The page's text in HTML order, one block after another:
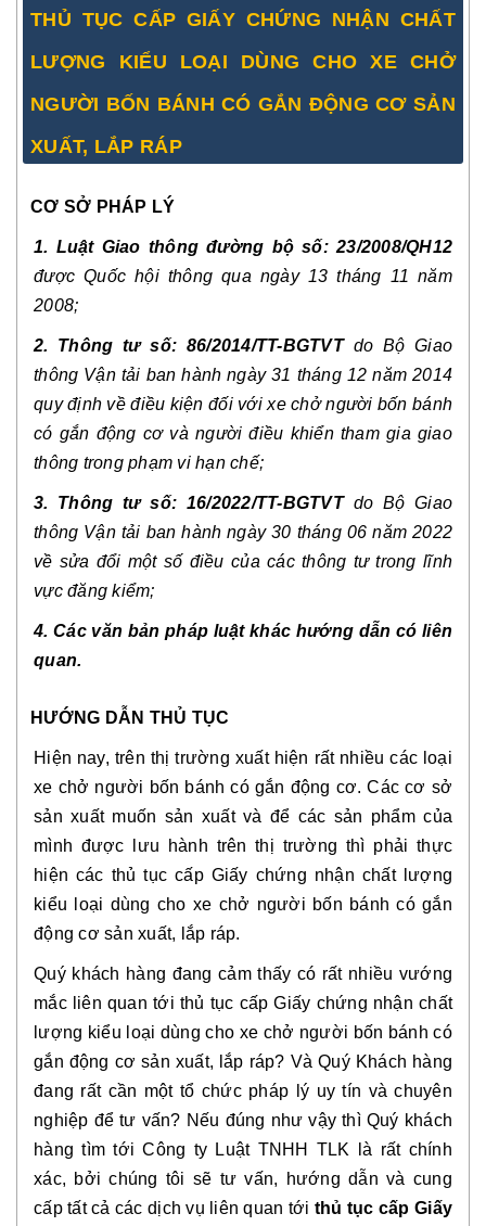
THỦ TỤC CẤP GIẤY CHỨNG NHẬN CHẤT
LƯỢNG KIỂU LOẠI DÙNG CHO XE CHỞ
NGƯỜI BỐN BÁNH CÓ GẮN ĐỘNG CƠ SẢN
XUẤT, LẮP RÁP
CƠ SỞ PHÁP LÝ
được Quốc hội thông qua ngày 13 tháng 11 năm
2008;
2. Thông tư số: 86/2014/TT-BGTVT do Bộ Giao
thông Vận tải ban hành ngày 31 tháng 12 năm 2014
quy định về điều kiện đối với xe chở người bốn bánh
có gắn động cơ và người điều khiển tham gia giao
thông trong phạm vi hạn chế;
3. Thông tư số: 16/2022/TT-BGTVT do Bộ Giao
thông Vận tải ban hành ngày 30 tháng 06 năm 2022
về sửa đổi một số điều của các thông tư trong lĩnh
vực đăng kiểm;
4. Các văn bản pháp luật khác hướng dẫn có liên
quan.
HƯỚNG DẪN THỦ TỤC
Hiện nay, trên thị trường xuất hiện rất nhiều các loại
xe chở người bốn bánh có gắn động cơ. Các cơ sở
sản xuất muốn sản xuất và để các sản phẩm của
mình được lưu hành trên thị trường thì phải thực
hiện các thủ tục cấp Giấy chứng nhận chất lượng
kiểu loại dùng cho xe chở người bốn bánh có gắn
động cơ sản xuất, lắp ráp.
Quý khách hàng đang cảm thấy có rất nhiều vướng
mắc liên quan tới thủ tục cấp Giấy chứng nhận chất
lượng kiểu loại dùng cho xe chở người bốn bánh có
gắn động cơ sản xuất, lắp ráp? Và Quý Khách hàng
đang rất cần một tổ chức pháp lý uy tín và chuyên
nghiệp để tư vấn? Nếu đúng như vậy thì Quý khách
hàng tìm tới Công ty Luật TNHH TLK là rất chính
xác, bởi chúng tôi sẽ tư vấn, hướng dẫn và cung
cấp tất cả các dịch vụ liên quan tới thủ tục cấp Giấy